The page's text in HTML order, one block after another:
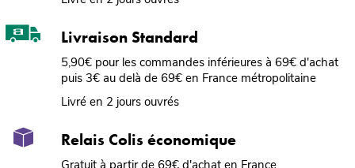
Livraison Standard
5,90€ pour les commandes inférieures à 69€ d'achat
puis 3€ au delà de 69€ en France métropolitaine
Livré en 2 jours ouvrés
Relais Colis économique
Gratuit à partir de 69€ d'achat en France